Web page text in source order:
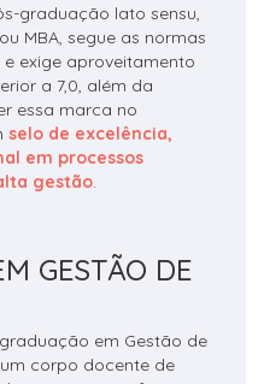
graduação lato sensu,
MBA, segue as normas
e exige aproveitamento
a 7,0, além da
essa marca no
selo de excelência,
em processos
gestão.
GESTÃO DE
em Gestão de
corpo docente de